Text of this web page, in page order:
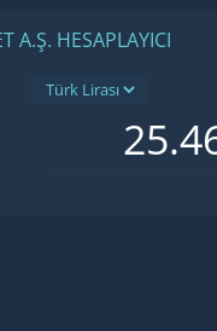
A.Ş. HESAPLAYICI